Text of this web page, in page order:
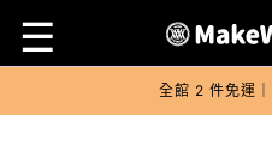
☰
全館 2 件免運